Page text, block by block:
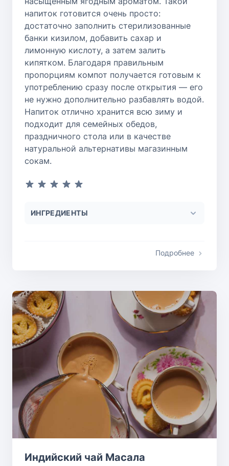
напиток готовится очень просто:
достаточно заполнить стерилизованные
банки кизилом, добавить сахар и
лимонную кислоту, а затем залить
кипятком. Благодаря правильным
пропорциям компот получается готовым к
употреблению сразу после открытия — его
не нужно дополнительно разбавлять водой.
Напиток отлично хранится всю зиму и
подходит для семейных обедов,
праздничного стола или в качестве
натуральной альтернативы магазинным
сокам.
ИНГРЕДИЕНТЫ
Подробнее
Индийский чай Масала